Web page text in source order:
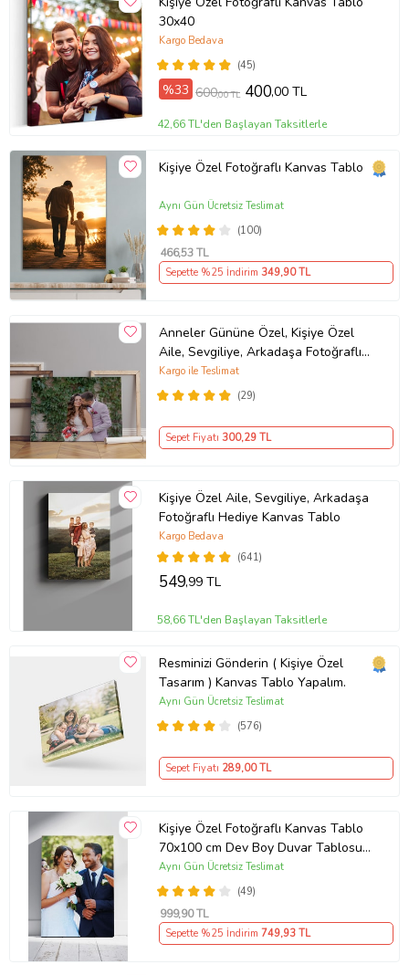
30x40
(45)
Kargo Bedava
%33 600,00 TL 400,00 TL
42,66 TL'den Başlayan Taksitlerle
Kişiye Özel Fotoğraflı Kanvas Tablo
(100)
Aynı Gün Ücretsiz Teslimat
466,53 TL
Sepette %25 İndirim 349,90 TL
Anneler Gününe Özel, Kişiye Özel
Aile, Sevgiliye, Arkadaşa Fotoğraflı
Hediye Kanvas Tablo
(29)
Kargo ile Teslimat
Sepet Fiyatı 300,29 TL
Kişiye Özel Aile, Sevgiliye, Arkadaşa
Fotoğraflı Hediye Kanvas Tablo
(641)
Kargo Bedava
549,99 TL
58,66 TL'den Başlayan Taksitlerle
Resminizi Gönderin ( Kişiye Özel
Tasarım ) Kanvas Tablo Yapalım.
(576)
Aynı Gün Ücretsiz Teslimat
Sepet Fiyatı 289,00 TL
Kişiye Özel Fotoğraflı Kanvas Tablo
70x100 cm Dev Boy Duvar Tablosu –
Sevgiliye, Aileye & Ev Hediyesi
(49)
Aynı Gün Ücretsiz Teslimat
999,90 TL
Sepette %25 İndirim 749,93 TL